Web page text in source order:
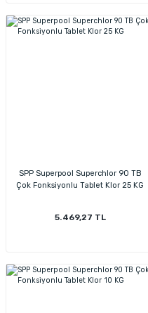
SPP Superpool Superchlor 90 TB
Çok Fonksiyonlu Tablet Klor 25 KG
5.469,27 TL